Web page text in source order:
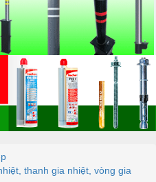
thanh gia nhiệt, vòng gia